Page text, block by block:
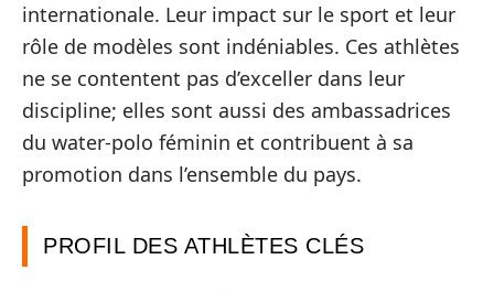
internationale. Leur impact sur le sport et leur
rôle de modèles sont indéniables. Ces athlètes
ne se contentent pas d’exceller dans leur
discipline; elles sont aussi des ambassadrices
du water-polo féminin et contribuent à sa
promotion dans l’ensemble du pays.
PROFIL DES ATHLÈTES CLÉS